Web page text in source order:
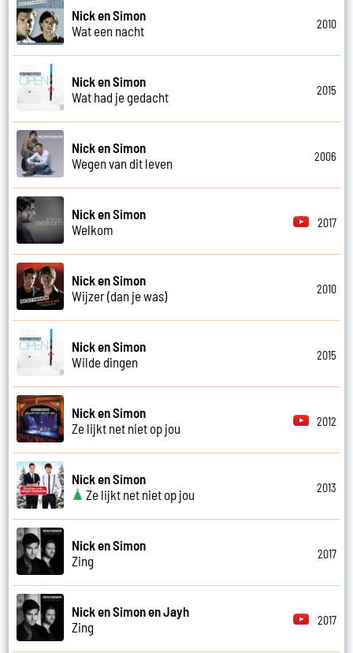
Nick en Simon
Wat een nacht
2010
Nick en Simon
Wat had je gedacht
2015
Nick en Simon
Wegen van dit leven
2006
Nick en Simon
Welkom
2017
Nick en Simon
Wijzer (dan je was)
2010
Nick en Simon
Wilde dingen
2015
Nick en Simon
Ze lijkt net niet op jou
2012
Nick en Simon
Ze lijkt net niet op jou
2013
Nick en Simon
Zing
2017
Nick en Simon en Jayh
Zing
2017